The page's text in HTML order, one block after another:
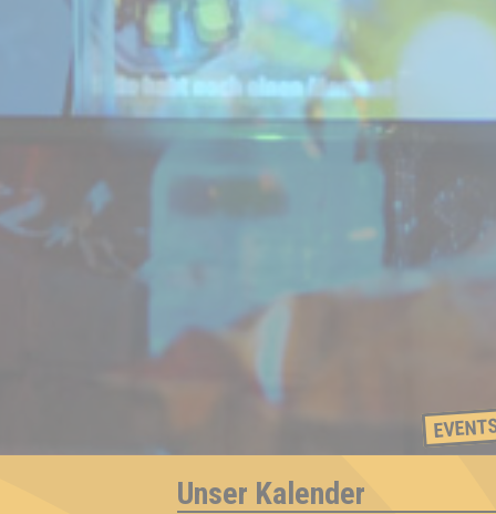
Unser Kalender